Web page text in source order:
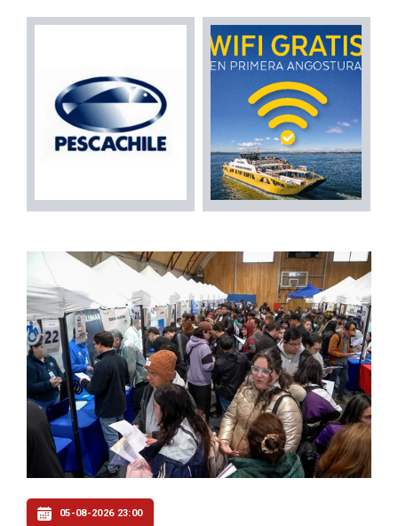
05-08-2026 23:00